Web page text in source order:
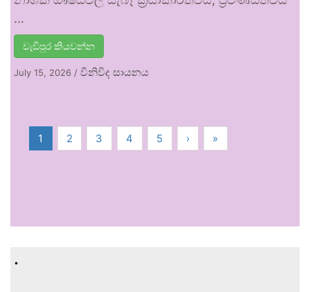
…
වැඩිපුර කියවන්න
July 15, 2026 / විනිවිද සායනය
1 2 3 4 5 › »
.